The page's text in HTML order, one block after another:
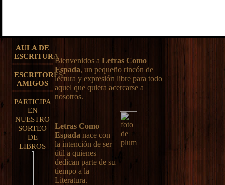
AULA DE
ESCRITURA
ESCRITORES
AMIGOS
PARTICIPA
EN
NUESTRO
SORTEO
DE
LIBROS
Bienvenidos aLetras Como
Espada, un pequeño rincón de
lectura y expresión libre para todo
aquel que quiera acercarse a
nosotros.
Letras Como
Espada nace con
la intención de ser
útil a quienes
dedican parte de su
tiempo a la
Literatura.